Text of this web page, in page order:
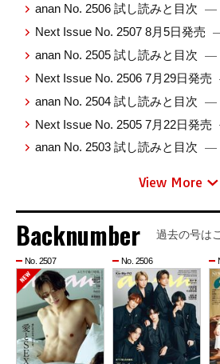
anan No. 2506 試し読みと目次 —
Next Issue No. 2507 8月5日発売
anan No. 2505 試し読みと目次 —
Next Issue No. 2506 7月29日発売
anan No. 2504 試し読みと目次 —
Next Issue No. 2505 7月22日発売
anan No. 2503 試し読みと目次 —
View More
Backnumber 過去の号は
No. 2507 No. 2506